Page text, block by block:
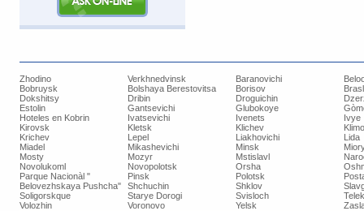
Zhodino Verkhnedvinsk Baranovichi
Bobruysk
Bolshaya Berestovitsa Borisov
Dokshitsy
Dribin Droguichin
Estolin
Gantsevichi Glubokoye
Hoteles en Kobrin
Ivatsevichi Ivenets
Ivye
Kirovsk
Kletsk Klichev
Krichev
Lepel Liakhovichi
Lida
Miadel
Mikashevichi Minsk
Mosty
Mozyr Mstislavl
Novolukoml
Novopolotsk Orsha
Parque Nacionàl "
Belovezhskaya Pushcha"
Pinsk Polotsk
Shchuchin
Shklov
Soligorskque
Starye Dorogi Svisloch
Volozhin
Voronovo Yelsk